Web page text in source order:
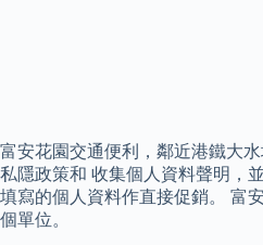
富安花園交通便利，鄰近港鐵大
私隱政策和 收集個人資料聲明，
填寫的個人資料作直接促銷。 富
個單位。